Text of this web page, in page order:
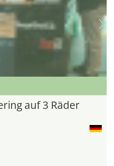
auf 3 Räder